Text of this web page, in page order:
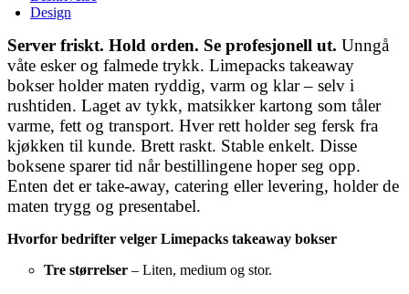
Design
Server friskt. Hold orden. Se profesjonell ut. Unngå
våte esker og falmede trykk. Limepacks takeaway
bokser holder maten ryddig, varm og klar – selv i
rushtiden. Laget av tykk, matsikker kartong som tåler
varme, fett og transport. Hver rett holder seg fersk fra
kjøkken til kunde. Brett raskt. Stable enkelt. Disse
boksene sparer tid når bestillingene hoper seg opp.
Enten det er take-away, catering eller levering, holder de
maten trygg og presentabel.
Hvorfor bedrifter velger Limepacks takeaway bokser
Tre størrelser – Liten, medium og stor.